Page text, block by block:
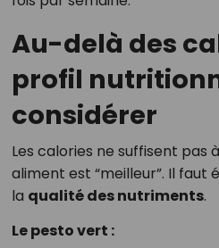
Au-delà des
profil
considérer
Les calories ne suffisent pas
aliment est “meilleur”. Il faut
la qualité des nutriments.
Le pesto vert :